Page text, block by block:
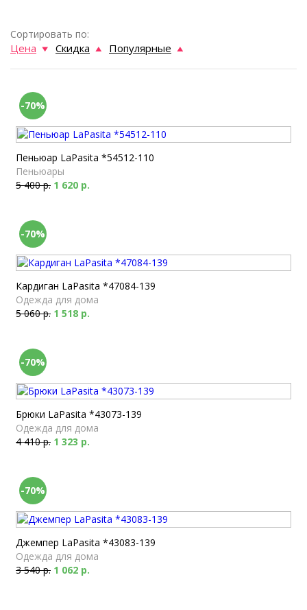
Сортировать по:
Цена Скидка Популярные
-70%
Пеньюар LaPasita *54512-110
Пеньюары
5 400 р. 1 620 р.
-70%
Кардиган LaPasita *47084-139
Одежда для дома
5 060 р. 1 518 р.
-70%
Брюки LaPasita *43073-139
Одежда для дома
4 410 р. 1 323 р.
-70%
Джемпер LaPasita *43083-139
Одежда для дома
3 540 р. 1 062 р.